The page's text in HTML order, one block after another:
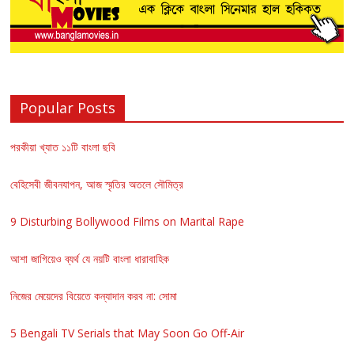
Popular Posts
পরকীয়া খ্যাত ১১টি বাংলা ছবি
বেহিসেবী জীবনযাপন, আজ স্মৃতির অতলে সৌমিত্র
9 Disturbing Bollywood Films on Marital Rape
আশা জাগিয়েও ব্যর্থ যে নয়টি বাংলা ধারাবাহিক
নিজের মেয়েদের বিয়েতে কন্যাদান করব না: সোমা
5 Bengali TV Serials that May Soon Go Off-Air